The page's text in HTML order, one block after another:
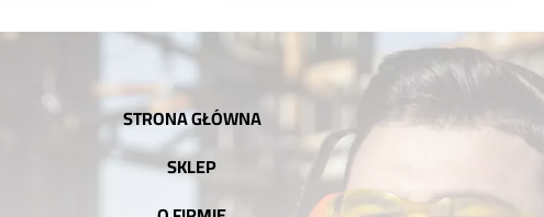
STRONA GŁÓWNA
SKLEP